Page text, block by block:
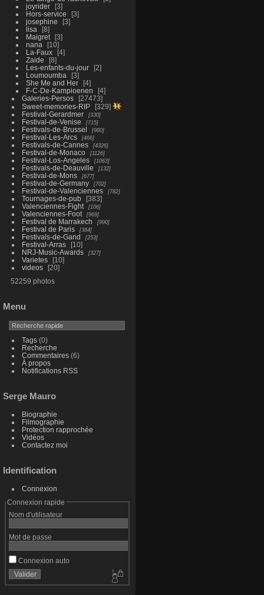
joyrider
3
Hors-service
3
josephine
3
lisa
8
Maigret
3
nana
10
La-Faux
4
Zaide
8
Les-enfants-du-jour
2
Loumoumba
3
She Me and Her
4
F-C-De-Kampioenen
4
Galeries-Persos
27473
Sweet-memories-RIP
329
Festival-Gerardmer
330
Festival-de-Venise 715
Festivals-de-Brussel 980
Festival-Les-Arcs 466
Festivals-de-Cannes 4326
Festival-de-Monaco 1126
Festival-Los-Angeles 1063
Festivals-de-Deauville 132
Festival-de-Mons 677
Festival-de-Germany 702
Festival-de-Valenciennes 782
Tournages-de-pub
383
Valenciennes-Fight
106
Valenciennes-Foot 969
Festival de Marrakech 990
Festival de Paris 384
Festivals-de-Gand 253
Festival-Arras
10
NRJ-Music-Awards
327
Varietes
10
videos
20
52259 photos
Menu
Tags(0)
Recherche
Commentaires(6)
À propos
Notifications RSS
Serge Mauro
Biographie
Filmographie
Protection rapprochée
Vidéos
Contactez moi
Identification
Connexion
Connexion rapide
Nom d'utilisateur
Mot de passe
Connexion auto